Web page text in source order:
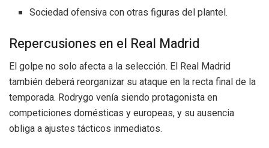
Sociedad ofensiva con otras figuras del plantel.
Repercusiones en el Real Madrid
El golpe no solo afecta a la selección. El Real Madrid
también deberá reorganizar su ataque en la recta final de la
temporada. Rodrygo venía siendo protagonista en
competiciones domésticas y europeas, y su ausencia
obliga a ajustes tácticos inmediatos.